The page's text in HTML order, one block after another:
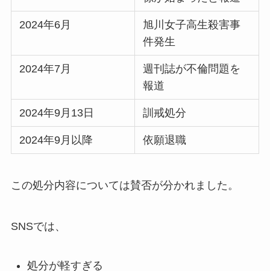
2024年6月
旭川女子高生殺害事
件発生
2024年7月
週刊誌が不倫問題を
報道
2024年9月13日 訓戒処分
2024年9月以降 依願退職
この処分内容については賛否が分かれました。
SNSでは、
処分が軽すぎる